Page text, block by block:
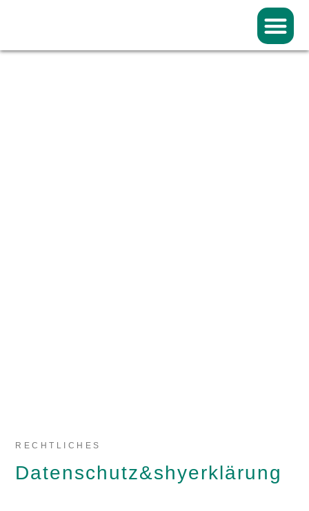
RECHTLICHES
Datenschutz&shyerklärung